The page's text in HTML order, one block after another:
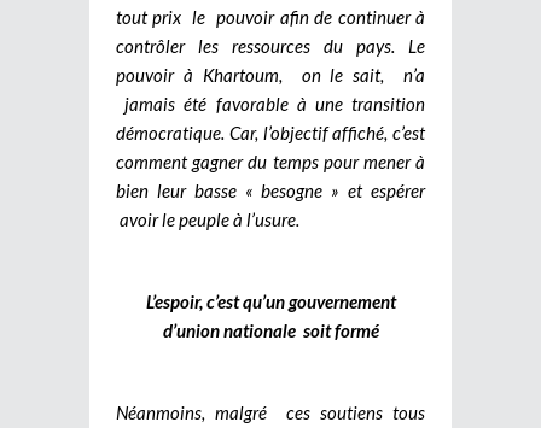
tout prix le pouvoir afin de continuer à
contrôler les ressources du pays. Le
pouvoir à Khartoum, on le sait, n’a
jamais été favorable à une transition
démocratique. Car, l’objectif affiché, c’est
comment gagner du temps pour mener à
bien leur basse « besogne » et espérer
avoir le peuple à l’usure.
L’espoir, c’est qu’un gouvernement
d’union nationale soit formé
Néanmoins, malgré ces soutiens tous